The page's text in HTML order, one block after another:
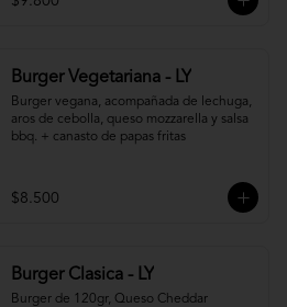
Burger Vegetariana - LY
Burger vegana, acompañada de lechuga,
aros de cebolla, queso mozzarella y salsa
bbq. + canasto de papas fritas
$8.500
Burger Clasica - LY
Burger de 120gr, Queso Cheddar